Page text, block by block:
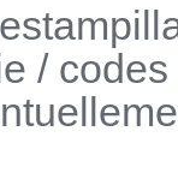
/